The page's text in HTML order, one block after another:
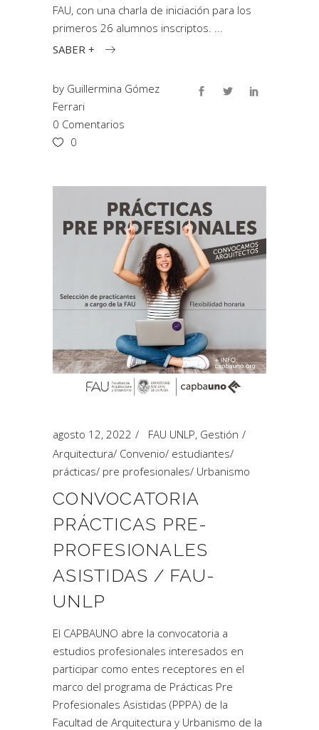
FAU, con una charla de iniciación para los
primeros 26 alumnos inscriptos.
SABER +
by Guillermina Gómez
Ferrari
0 Comentarios
0
agosto 12, 2022 FAU UNLP, Gestión
Arquitectura/ Convenio/ estudiantes/
prácticas/ pre profesionales/ Urbanismo
CONVOCATORIA
PRÁCTICAS PRE-
PROFESIONALES
ASISTIDAS / FAU-
UNLP
El CAPBAUNO abre la convocatoria a
estudios profesionales interesados en
participar como entes receptores en el
marco del programa de Prácticas Pre
Profesionales Asistidas (PPPA) de la
Facultad de Arquitectura y Urbanismo de la